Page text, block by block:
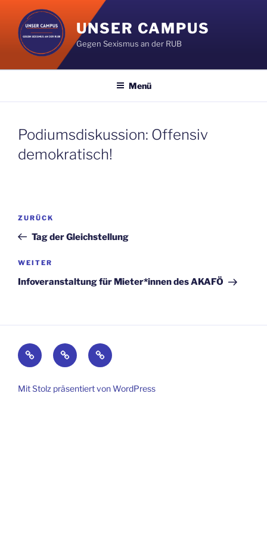
Inhalt
springen
UNSER CAMPUS
Gegen Sexismus an der RUB
Menü
Podiumsdiskussion: Offensiv
demokratisch!
Beitragsnavigation
Vorheriger
Beitrag
ZURÜCK
Tag der Gleichstellung
Nächster
Beitrag
WEITER
Infoveranstaltung für Mieter*innen des AKAFÖ
Kontakt ImpressumDatenschutz
Mit Stolz präsentiert von WordPress